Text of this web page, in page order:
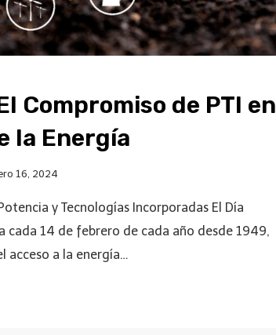
Compromiso de PTI en
la Energía
16, 2024
y Tecnologías Incorporadas El Día
cada 14 de febrero de cada año desde 1949,
acceso a la energía…